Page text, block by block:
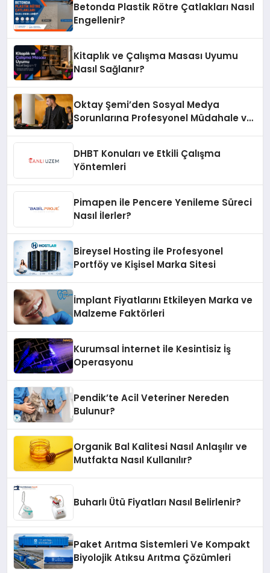
Betonda Plastik Rötre Çatlakları Nasıl
Engellenir?
Kitaplık ve Çalışma Masası Uyumu
Nasıl Sağlanır?
Oktay Şemi’den Sosyal Medya
Sorunlarına Profesyonel Müdahale ve
DHBT Konuları ve Etkili Çalışma
Yöntemleri
Pimapen ile Pencere Yenileme Süreci
Nasıl İlerler?
Bireysel Hosting ile Profesyonel
Portföy ve Kişisel Marka Sitesi
İmplant Fiyatlarını Etkileyen Marka ve
Malzeme Faktörleri
Kurumsal İnternet ile Kesintisiz İş
Operasyonu
Pendik’te Acil Veteriner Nereden
Bulunur?
Organik Bal Kalitesi Nasıl Anlaşılır ve
Mutfakta Nasıl Kullanılır?
Buharlı Ütü Fiyatları Nasıl Belirlenir?
Paket Arıtma Sistemleri Ve Kompakt
Biyolojik Atıksu Arıtma Çözümleri